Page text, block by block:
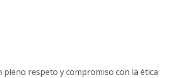
pleno respeto y compromiso con la ética